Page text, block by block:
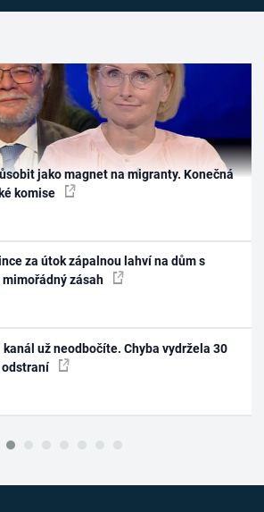
jako magnet na migranty. Konečná
komise
za útok zápalnou lahví na dům s
zásah
kanál už neodbočíte. Chyba vydržela 30
odstraní